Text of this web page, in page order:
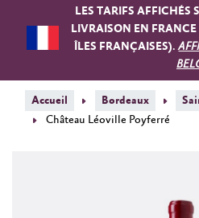
LES TARIFS AFFICHÉS
LIVRAISON EN
ÎLES FRANÇAISES).
Accueil Bordeaux
Château Léoville Poyferré